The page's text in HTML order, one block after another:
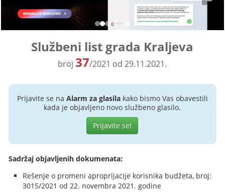
Službeni list grada Kraljeva
broj 37/2021 od 29.11.2021.
Prijavite se na Alarm za glasilakako bismo Vas obavestili
kada je objavljeno novo službeno glasilo.
Prijavite se!
Sadržaj objavljenih dokumenata:
Rešenje o promeni aproprijacije korisnika budžeta, broj:
3015/2021 od 22. novembra 2021. godine